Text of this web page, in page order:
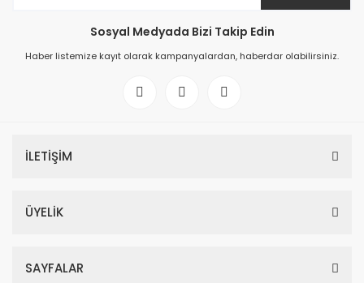
Sosyal Medyada Bizi Takip Edin
Haber listemize kayıt olarak kampanyalardan, haberdar olabilirsiniz.
İLETİŞİM
ÜYELİK
SAYFALAR